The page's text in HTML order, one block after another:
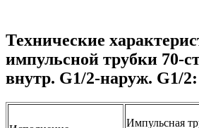
Технические
импульсной трубки 70-
внутр. G1/2-наруж. G1/2:
Импульсная